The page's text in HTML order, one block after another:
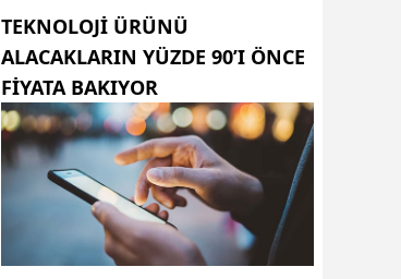
TEKNOLOJI ÜRÜNÜ
ALACAKLARIN YÜZDE 90’I ÖNCE
FIYATA BAKIYOR